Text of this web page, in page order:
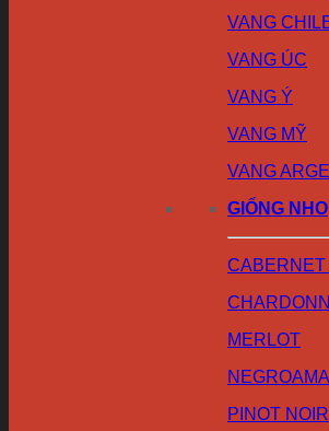
VANG
VANG ÚC
VANG Ý
VANG MỸ
VANG
GIỐNG NHO
CABERNET
MERLOT
PINOT NOIR